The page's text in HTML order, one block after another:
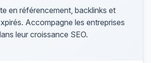
en référencement, backlinks et
Accompagne les entreprises
leur croissance SEO.